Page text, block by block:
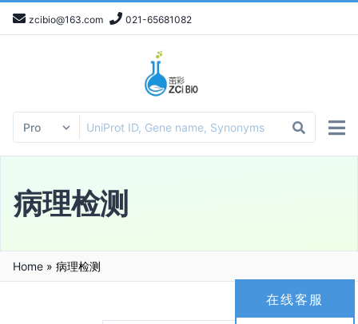
zcibio@163.com 021-65681082
病理检测
Home » 病理检测
在线客服